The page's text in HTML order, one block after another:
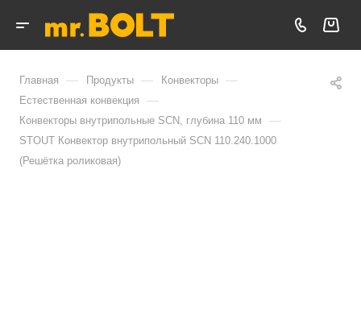
Главная — Продукты — Конвекторы —
Естественная конвекция —
Конвекторы внутрипольные SCN, глубина 110 мм —
STOUT Конвектор внутрипольный SCN 110.240.1000
(Решётка роликовая)